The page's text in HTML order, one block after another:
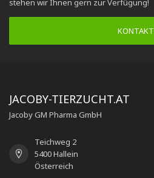
stehen wir Ihnen gern zur Verfügung!
KONTAKT
JACOBY-TIERZUCHT.AT
Jacoby GM Pharma GmbH
Teichweg 2
5400 Hallein
Österreich